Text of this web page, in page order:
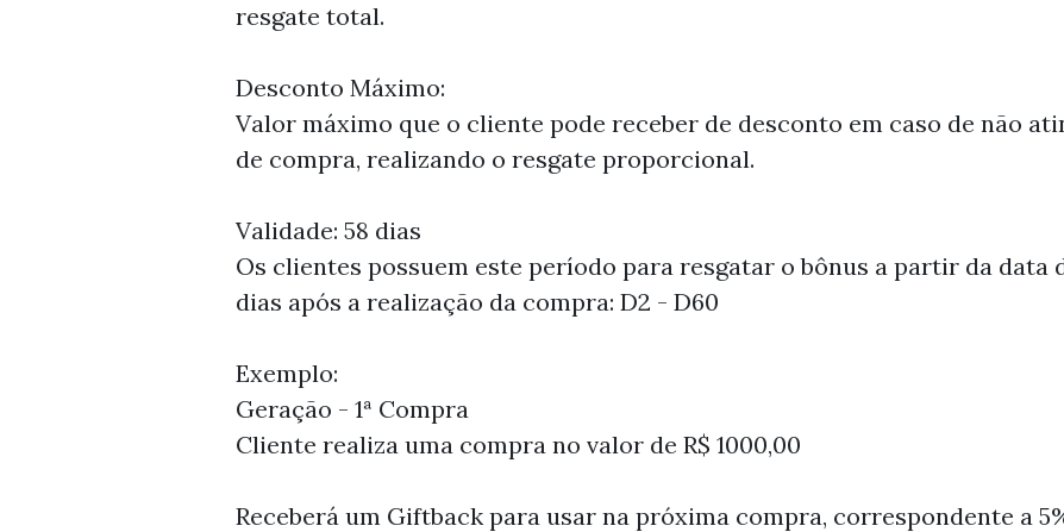
resgate total.
Desconto Máximo:
Valor máximo que o cliente pode receber de desconto em caso de não
de compra, realizando o resgate proporcional.
Validade: 58 dias
Os clientes possuem este período para resgatar o bônus a partir da data
dias após a realização da compra: D2 - D60
Exemplo:
Geração - 1ª Compra
Cliente realiza uma compra no valor de R$ 1000,00
Receberá um Giftback para usar na próxima compra, correspondente a